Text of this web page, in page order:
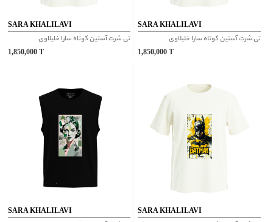
SARA KHALILAVI
تی شرت آستین کوتاه سارا خلیلاوی
1,850,000T
SARA KHALILAVI
تی شرت آستین کوتاه سارا خلیلاوی
1,850,000 T
SARA KHALILAVI SARA KHALILAVI